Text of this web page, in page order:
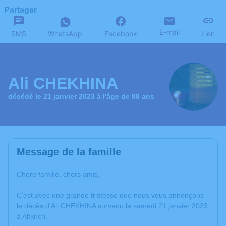
Partager
SMS WhatsApp Facebook E-mail Lien
Ali CHEKHINA
décédé le 21 janvier 2023 à l'âge de 88 ans
Message de la famille
Chère famille, chers amis,
C’est avec une grande tristesse que nous vous annonçons
le décès d’Ali CHEKHINA survenu le samedi 21 janvier 2023
à Altkirch.